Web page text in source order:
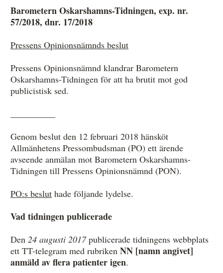
Från anmälan till beslut – så går det till
Regler för medier i processen hos MO
Här är medierna som MO kan pröva
Skillnaden mellan Granskningsnämnden och MO
Övrigt
Årsberättelser
Våra huvudmän
Ledamöter i Mediernas Etiknämnd
Stadgar för Mediernas Etiknämnd
Barometern Oskarshamns-Tidningen, exp. nr.
57/2018, dnr. 17/2018
Pressens Opinionsnämnds beslut
Pressens Opinionsnämnd klandrar Barometern
Oskarshamns-Tidningen för att ha brutit mot god
publicistisk sed.
Genom beslut den 12 februari 2018 hänsköt
Allmänhetens Pressombudsman (PO) ett ärende
avseende anmälan mot Barometern Oskarshamns-
Tidningen till Pressens Opinionsnämnd (PON).
PO:s beslut hade följande lydelse.
Vad tidningen publicerade
Den 24 augusti 2017publicerade tidningens webbplats
ett TT-telegram med rubriken NN [namn angivet]
anmäld av flera patienter igen.